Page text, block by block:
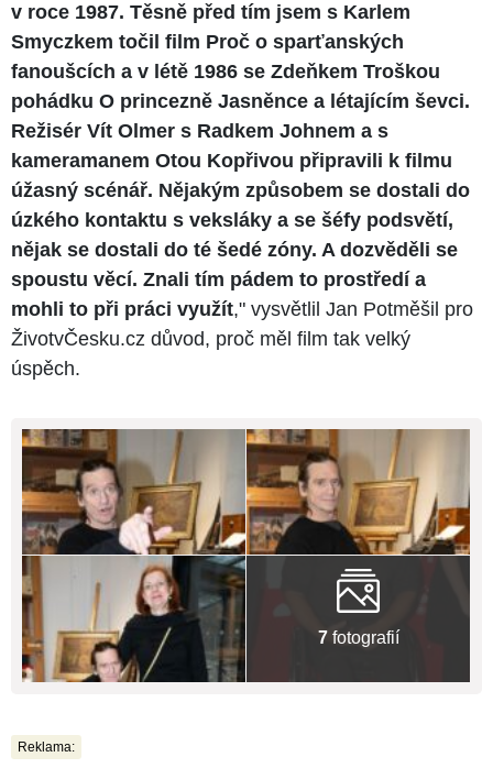
v roce 1987. Těsně před tím jsem s Karlem
Smyczkem točil film Proč o sparťanských
fanoušcích a v létě 1986 se Zdeňkem Troškou
pohádku O princezně Jasněnce a létajícím ševci.
Režisér Vít Olmer s Radkem Johnem a s
kameramanem Otou Kopřivou připravili k filmu
úžasný scénář. Nějakým způsobem se dostali do
úzkého kontaktu s veksláky a se šéfy podsvětí,
nějak se dostali do té šedé zóny. A dozvěděli se
spoustu věcí. Znali tím pádem to prostředí a
mohli to při práci využít," vysvětlil Jan Potměšil pro
ŽivotvČesku.cz důvod, proč měl film tak velký
úspěch.
7fotografií
Reklama: